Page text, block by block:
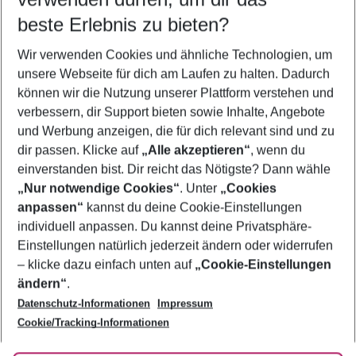
5-8 Nächte
2 Erwachsene Keine Kinder
Mehr Filter anzeigen
Footer
Footer navigation
Über uns
AGB
Bestpreisgarantie
Cookie-Einstellungen ändern
Cookie-Richtlinie
Agenturbetreuung
Barrierefreies Reisen
Folge uns
beste Erlebnis zu bieten?
Wir verwenden Cookies und ähnliche Technologien, um
unsere Webseite für dich am Laufen zu halten. Dadurch
können wir die Nutzung unserer Plattform verstehen und
verbessern, dir Support bieten sowie Inhalte, Angebote
und Werbung anzeigen, die für dich relevant sind und zu
dir passen. Klicke auf „Alle akzeptieren“, wenn du
einverstanden bist. Dir reicht das Nötigste? Dann wähle
„Nur notwendige Cookies“. Unter „Cookies
anpassen“ kannst du deine Cookie-Einstellungen
individuell anpassen. Du kannst deine Privatsphäre-
Einstellungen natürlich jederzeit ändern oder widerrufen
– klicke dazu einfach unten auf „Cookie-Einstellungen
ändern“.
Datenschutz-Informationen
Impressum
Cookie/Tracking-Informationen